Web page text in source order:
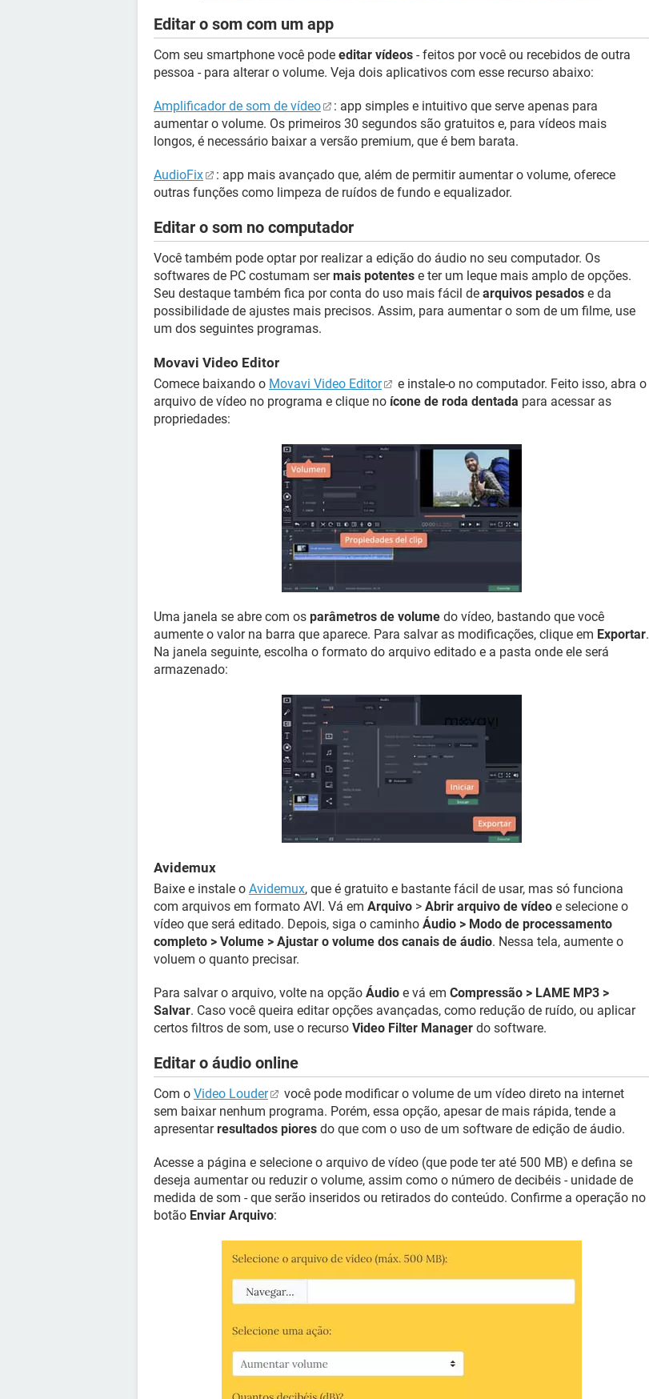
Editar o som com um app
Com seu smartphone você pode editar vídeos - feitos por você ou recebidos de outra
pessoa - para alterar o volume. Veja dois aplicativos com esse recurso abaixo:
Amplificador de som de vídeo
: app simples e intuitivo que serve apenas para
aumentar o volume. Os primeiros 30 segundos são gratuitos e, para vídeos mais
longos, é necessário baixar a versão premium, que é bem barata.
AudioFix
: app mais avançado que, além de permitir aumentar o volume, oferece
outras funções como limpeza de ruídos de fundo e equalizador.
Editar o som no computador
Você também pode optar por realizar a edição do áudio no seu computador. Os
softwares de PC costumam sermais potentes e ter um leque mais amplo de opções.
Seu destaque também fica por conta do uso mais fácil de arquivos pesados e da
possibilidade de ajustes mais precisos. Assim, para aumentar o som de um filme, use
um dos seguintes programas.
Movavi Video Editor
Comece baixando o Movavi Video Editor
e instale-o no computador. Feito isso, abra o
arquivo de vídeo no programa e clique no ícone de roda dentada para acessar as
propriedades:
Uma janela se abre com os parâmetros de volume do vídeo, bastando que você
aumente o valor na barra que aparece. Para salvar as modificações, clique em Exportar.
Na janela seguinte, escolha o formato do arquivo editado e a pasta onde ele será
armazenado:
Avidemux
Baixe e instale o Avidemux, que é gratuito e bastante fácil de usar, mas só funciona
com arquivos em formato AVI. Vá em Arquivo > Abrir arquivo de vídeo e selecione o
vídeo que será editado. Depois, siga o caminho Áudio > Modo de processamento
completo > Volume > Ajustar o volume dos canais de áudio. Nessa tela, aumente o
voluem o quanto precisar.
Para salvar o arquivo, volte na opção Áudio e vá em Compressão > LAME MP3 >
Salvar. Caso você queira editar opções avançadas, como redução de ruído, ou aplicar
certos filtros de som, use o recurso Video Filter Manager do software.
Editar o áudio online
Com o Video Louder
você pode modificar o volume de um vídeo direto na internet
sem baixar nenhum programa. Porém, essa opção, apesar de mais rápida, tende a
apresentarresultados piores do que com o uso de um software de edição de áudio.
Acesse a página e selecione o arquivo de vídeo (que pode ter até 500 MB) e defina se
deseja aumentar ou reduzir o volume, assim como o número de decibéis - unidade de
medida de som - que serão inseridos ou retirados do conteúdo. Confirme a operação no
botão Enviar Arquivo: